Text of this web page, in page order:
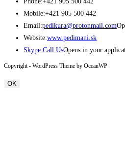
Mobile:+421 905 500 442
Email:pedikura@protonmail.com
Website:www.pedimani.sk
Skype Call UsOpens in your
Copyright - WordPress Theme by OceanWP
OK